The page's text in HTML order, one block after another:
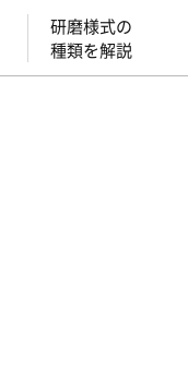
研磨様式の
種類を解説